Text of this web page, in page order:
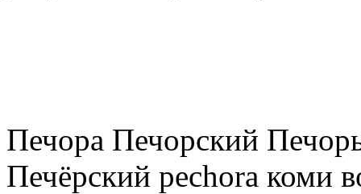
Печора Печорский
Печёрский pechora коми